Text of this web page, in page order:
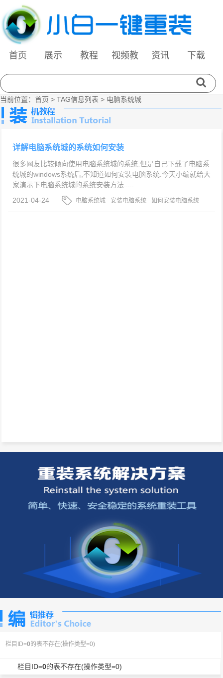
首页 展示 教程
视频教
资讯 下载
当前位置： 首页 > TAG信息列表 > 电脑系统城
详解电脑系统城的系统如何安装
很多网友比较倾向使用电脑系统城的系统,但是自己下载了电脑系
统城的windows系统后,不知道如何安装电脑系统.今天小编就给大
家演示下电脑系统城的系统安装方法.....
2021-04-24
电脑系统城 安装电脑系统
如何安装电脑系统
城的系统
栏目ID=0的表不存在(操作类型=0)
栏目ID=0的表不存在(操作类型=0)